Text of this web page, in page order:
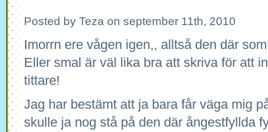
Posted by Teza on september 11th, 2010
Imorrn ere vågen igen,, alltså den där
Eller smal är väl lika bra att skriva för att
tittare!
Jag har bestämt att ja bara får väga mig
skulle ja nog stå på den där ångestfyllda